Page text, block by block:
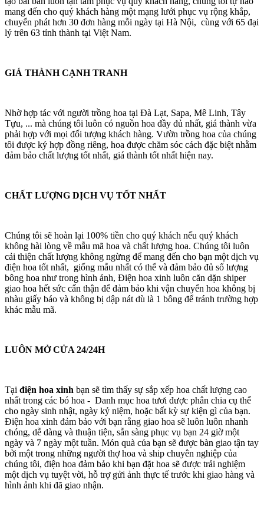
mang đến cho quý khách hàng một mạng lưới phục vụ rộng khắp,
chuyển phát hơn 30 đơn hàng mỗi ngày tại Hà Nội, cùng với 65 đại
lý trên 63 tỉnh thành tại Việt Nam.
GIÁ THÀNH CẠNH TRANH
Nhờ hợp tác với người trồng hoa tại Đà Lạt, Sapa, Mê Linh, Tây
Tựu, ... mà chúng tôi luôn có nguồn hoa đầy đủ nhất, giá thành vừa
phải hợp với mọi đối tượng khách hàng. Vườn trồng hoa của chúng
tôi được ký hợp đồng riêng, hoa được chăm sóc cách đặc biệt nhằm
đảm bảo chất lượng tốt nhất, giá thành tốt nhất hiện nay.
CHẤT LƯỢNG DỊCH VỤ TỐT NHẤT
Chúng tôi sẽ hoàn lại 100% tiền cho quý khách nếu quý khách
không hài lòng về mẫu mã hoa và chất lượng hoa. Chúng tôi luôn
cải thiện chất lượng không ngừng để mang đến cho bạn một dịch vụ
điện hoa tốt nhất, giống mẫu nhất có thể và đảm bảo đủ số lượng
bông hoa như trong hình ảnh, Điện hoa xinh luôn căn dặn shiper
giao hoa hết sức cẩn thận để đảm bảo khi vận chuyển hoa không bị
nhàu giấy báo và không bị dập nát dù là 1 bông để tránh trường hợp
khác mẫu mã.
LUÔN MỞ CỬA 24/24H
Tại điện hoa xinh bạn sẽ tìm thấy sự sắp xếp hoa chất lượng cao
nhất trong các bó hoa - Danh mục hoa tươi được phân chia cụ thể
cho ngày sinh nhật, ngày kỷ niệm, hoặc bất kỳ sự kiện gì của bạn.
Điện hoa xinh đảm bảo với bạn rằng giao hoa sẽ luôn luôn nhanh
chóng, dễ dàng và thuận tiện, sẵn sàng phục vụ bạn 24 giờ một
ngày và 7 ngày một tuần. Món quà của bạn sẽ được bàn giao tận tay
bởi một trong những người thợ hoa và ship chuyên nghiệp của
chúng tôi, điện hoa đảm bảo khi bạn đặt hoa sẽ được trải nghiệm
một dịch vụ tuyệt vời, hỗ trợ gửi ảnh thực tế trước khi giao hàng và
hình ảnh khi đã giao nhận.